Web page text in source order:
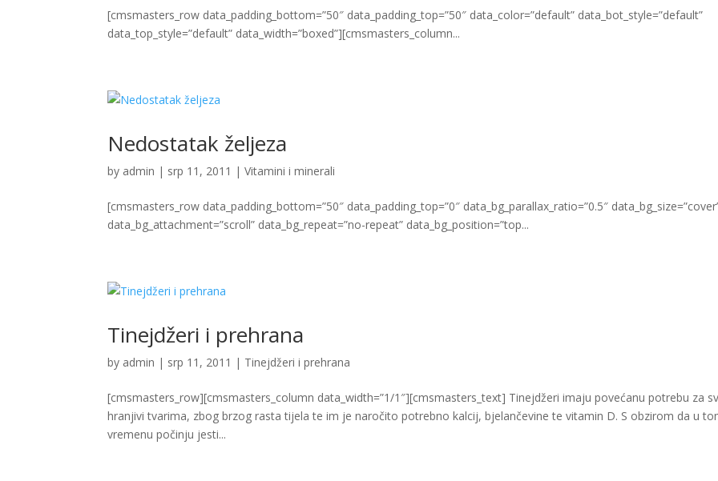
[cmsmasters_row data_padding_bottom=”50″ data_padding_top=”50″ data_color=”default” data_bot_style=”default”
data_top_style=”default” data_width=”boxed”][cmsmasters_column...
Nedostatak željeza
by admin | srp 11, 2011 |Vitamini i minerali
[cmsmasters_row data_padding_bottom=”50″ data_padding_top=”0″ data_bg_parallax_ratio=”0.5″
data_bg_attachment=”scroll” data_bg_repeat=”no-repeat” data_bg_position=”top...
Tinejdžeri i prehrana
by admin | srp 11, 2011 | Tinejdžeri i prehrana
[cmsmasters_row][cmsmasters_column data_width=”1/1″][cmsmasters_text] Tinejdžeri imaju povećanu potrebu za
hranjivi tvarima, zbog brzog rasta tijela te im je naročito potrebno kalcij, bjelančevine te vitamin D. S obzirom da u
vremenu počinju jesti...